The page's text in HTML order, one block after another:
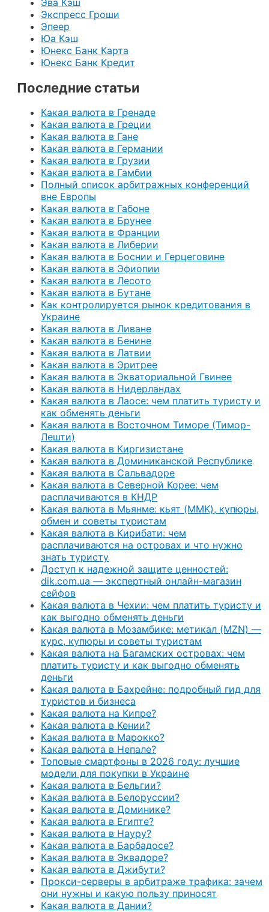
Эва Кэш
Экспресс Гроши
Эпеер
Юа Кэш
Юнекс Банк Карта
Юнекс Банк Кредит
Последние статьи
Какая валюта в Гренаде
Какая валюта в Греции
Какая валюта в Гане
Какая валюта в Германии
Какая валюта в Грузии
Какая валюта в Гамбии
Полный список арбитражных конференций
вне Европы
Какая валюта в Габоне
Какая валюта в Брунее
Какая валюта в Франции
Какая валюта в Либерии
Какая валюта в Боснии и Герцеговине
Какая валюта в Эфиопии
Какая валюта в Лесото
Какая валюта в Бутане
Как контролируется рынок кредитования в
Украине
Какая валюта в Ливане
Какая валюта в Бенине
Какая валюта в Латвии
Какая валюта в Эритрее
Какая валюта в Экваториальной Гвинее
Какая валюта в Нидерландах
Какая валюта в Лаосе: чем платить туристу и
как обменять деньги
Какая валюта в Восточном Тиморе (Тимор-
Лешти)
Какая валюта в Киргизистане
Какая валюта в Доминиканской Республике
Какая валюта в Сальвадоре
Какая валюта в Северной Корее: чем
расплачиваются в КНДР
Какая валюта в Мьянме: кьят (MMK), купюры,
обмен и советы туристам
Какая валюта в Кирибати: чем
расплачиваются на островах и что нужно
знать туристу
Доступ к надежной защите ценностей:
dik.com.ua — экспертный онлайн-магазин
сейфов
Какая валюта в Чехии: чем платить туристу и
как выгодно обменять деньги
Какая валюта в Мозамбике: метикал (MZN) —
курс, купюры и советы туристам
Какая валюта на Багамских островах: чем
платить туристу и как выгодно обменять
деньги
Какая валюта в Бахрейне: подробный гид для
туристов и бизнеса
Какая валюта на Кипре?
Какая валюта в Кении?
Какая валюта в Марокко?
Какая валюта в Непале?
Топовые смартфоны в 2026 году: лучшие
модели для покупки в Украине
Какая валюта в Бельгии?
Какая валюта в Белоруссии?
Какая валюта в Доминике?
Какая валюта в Египте?
Какая валюта в Науру?
Какая валюта в Барбадосе?
Какая валюта в Эквадоре?
Какая валюта в Джибути?
Прокси-серверы в арбитраже трафика: зачем
они нужны и какую пользу приносят
Какая валюта в Дании?